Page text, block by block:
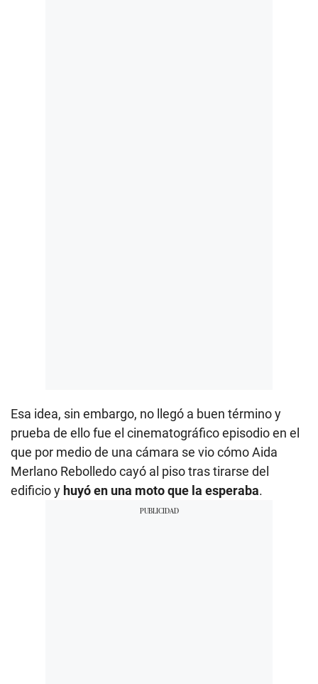
Esa idea, sin embargo, no llegó a buen término y
prueba de ello fue el cinematográfico episodio en el
que por medio de una cámara se vio cómo Aida
Merlano Rebolledo cayó al piso tras tirarse del
edificio y huyó en una moto que la esperaba.